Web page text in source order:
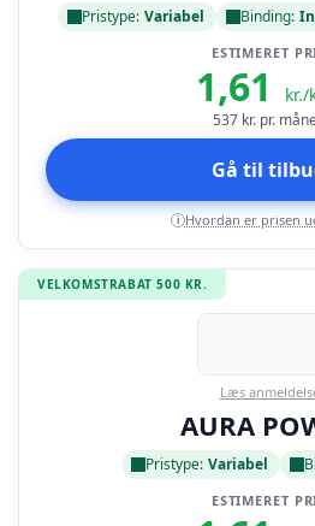
Pristype: Variabel Binding:
ESTIMERET
1,61 kr./
537 kr. pr.
Gå til
i Hvordan er prisen
VELKOMSTRABAT 500 KR.
Læs
AURA
Pristype: Variabel
ESTIMERET